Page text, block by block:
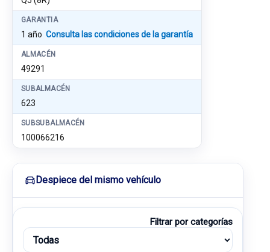
GARANTIA
1 año Consulta las condiciones de la garantía
ALMACÉN
49291
SUBALMACÉN
623
SUBSUBALMACÉN
100066216
Despiece del mismo vehículo
Filtrar por categorías